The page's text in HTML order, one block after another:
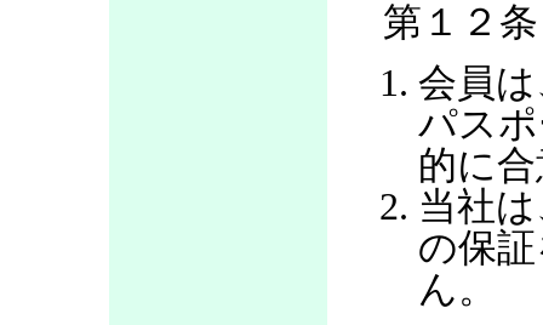
第１２
会員
パス
的に
当社
の保
ん。